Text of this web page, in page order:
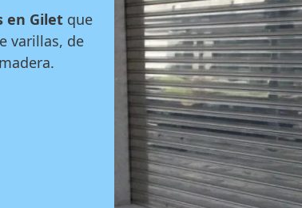
en Gilet que
varillas, de